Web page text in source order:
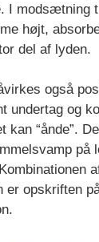
I modsætning
højt,
del af lyden.
også
undertag og
kan “ånde”.
på
er opskriften